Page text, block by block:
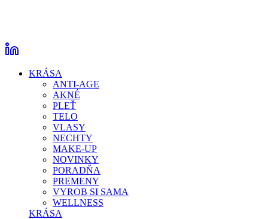
KRÁSA
ANTI-AGE
AKNÉ
PLEŤ
TELO
VLASY
NECHTY
MAKE-UP
NOVINKY
PORADŇA
PREMENY
VYROB SI SAMA
WELLNESS
KRÁSA